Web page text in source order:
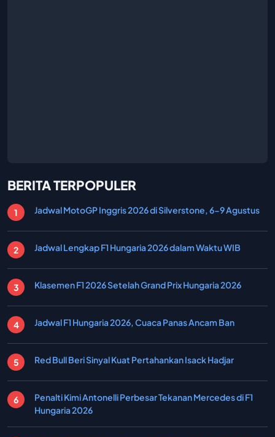
BERITA TERPOPULER
Jadwal MotoGP Inggris 2026 di Silverstone, 6-9 Agustus
Jadwal Lengkap F1 Hungaria 2026 dalam Waktu WIB
Klasemen F1 2026 Setelah Grand Prix Hungaria 2026
Jadwal F1 Hungaria 2026, Cuaca Panas Ancam Ban
Red Bull Beri Sinyal Kuat Pertahankan Isack Hadjar
Penalti Kimi Antonelli Perbesar Tekanan Mercedes di F1
Hungaria 2026